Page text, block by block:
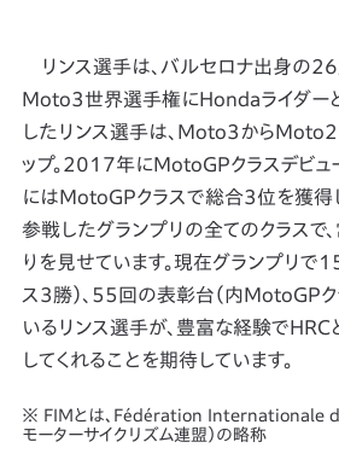
リンス選手は、バルセロナ出身の
Moto3世界選手権にHondaライダー
したリンス選手は、Moto3からMoto2
ップ。2017年にMotoGPクラスデビ
にはMotoGPクラスで総合3位を獲得
参戦したグランプリの全てのクラスで
りを見せています。現在グランプリで
ス3勝）、55回の表彰台（内MotoGP
いるリンス選手が、豊富な経験で
してくれることを期待しています。
※ FIMとは､Fédération Internationale
モーターサイクリズム連盟）の略称